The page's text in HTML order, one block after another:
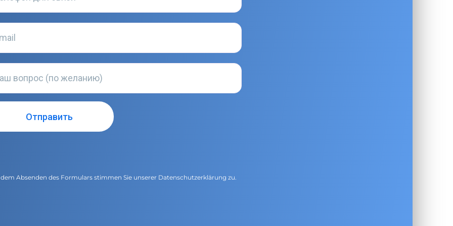
Absenden des Formulars stimmen Sie unserer Datenschutzerklärung zu.